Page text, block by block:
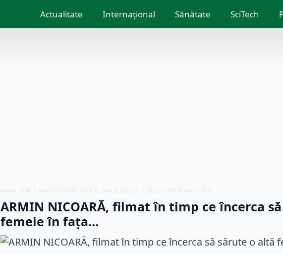
Actualitate Internațional Sănătate SciTech
ARMIN NICOARĂ, filmat în timp ce încerca
femeie în fața…